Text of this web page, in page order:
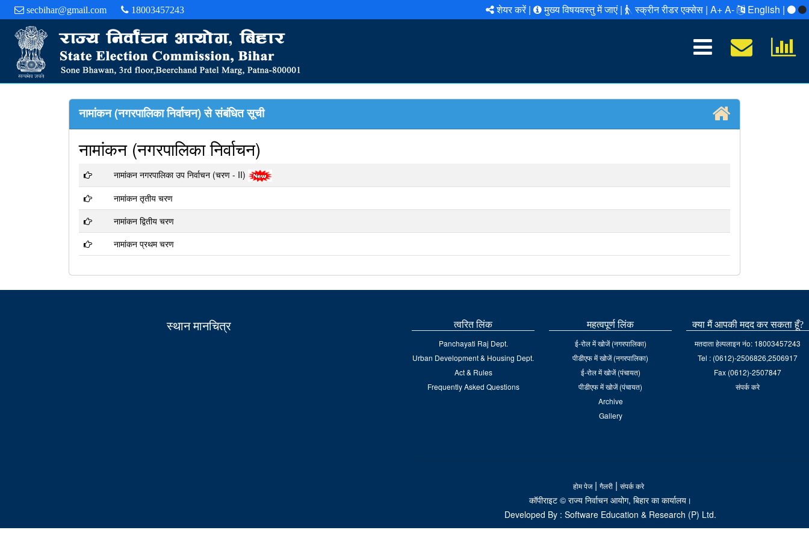
secbihar@gmail.com 18003457243 शेयर करें | मुख्य विषयवस्तु में जाएं | स्क्रीन रीडर एक्सेस | A+A- English |
नामांकन (नगरपालिका निर्वाचन) से संबंधित सूची
नामांकन (नगरपालिका निर्वाचन)
नामांकन नगरपालिका उप निर्वाचन (चरण - II)
नामांकन तृतीय चरण
नामांकन द्वितीय चरण
नामांकन प्रथम चरण
स्थान मानचित्र
त्वरित लिंक
Panchayati Raj Dept.
Urban Development & Housing Dept.
Act & Rules
Frequently Asked Questions
महत्वपूर्ण लिंक
ई-रोल में खोजें (नगरपालिका)
पीडीएफ में खोजें (नगरपालिका)
ई-रोल में खोजें (पंचायत)
पीडीएफ में खोजें (पंचायत)
Archive
Gallery
क्या मैं आपकी मदद कर सकता हूँ?
मतदाता हेल्पलाइन नंo: 18003457243
Tel : (0612)-2506826,2506917
Fax (0612)-2507847
संपर्क करे
होम पेज| गैलरी| संपर्क करे
कॉपीराइट © राज्य निर्वाचन आयोग, बिहार का कार्यालय।
Developed By : Software Education & Research (P) Ltd.